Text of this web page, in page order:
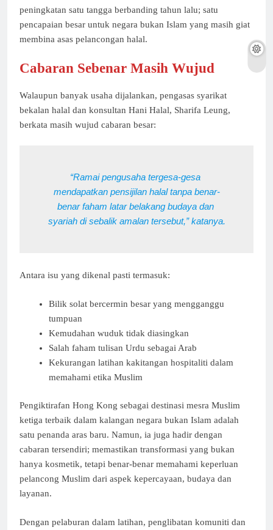
peningkatan satu tangga berbanding tahun lalu; satu
pencapaian besar untuk negara bukan Islam yang masih giat
membina asas pelancongan halal.
Cabaran Sebenar Masih Wujud
Walaupun banyak usaha dijalankan, pengasas syarikat
bekalan halal dan konsultan Hani Halal, Sharifa Leung,
berkata masih wujud cabaran besar:
“Ramai pengusaha tergesa-gesa
mendapatkan pensijilan halal tanpa benar-
benar faham latar belakang budaya dan
syariah di sebalik amalan tersebut,” katanya.
Antara isu yang dikenal pasti termasuk:
Bilik solat bercermin besar yang mengganggu
tumpuan
Kemudahan wuduk tidak diasingkan
Salah faham tulisan Urdu sebagai Arab
Kekurangan latihan kakitangan hospitaliti dalam
memahami etika Muslim
Pengiktirafan Hong Kong sebagai destinasi mesra Muslim
ketiga terbaik dalam kalangan negara bukan Islam adalah
satu penanda aras baru. Namun, ia juga hadir dengan
cabaran tersendiri; memastikan transformasi yang bukan
hanya kosmetik, tetapi benar-benar memahami keperluan
pelancong Muslim dari aspek kepercayaan, budaya dan
layanan.
Dengan pelaburan dalam latihan, penglibatan komuniti dan